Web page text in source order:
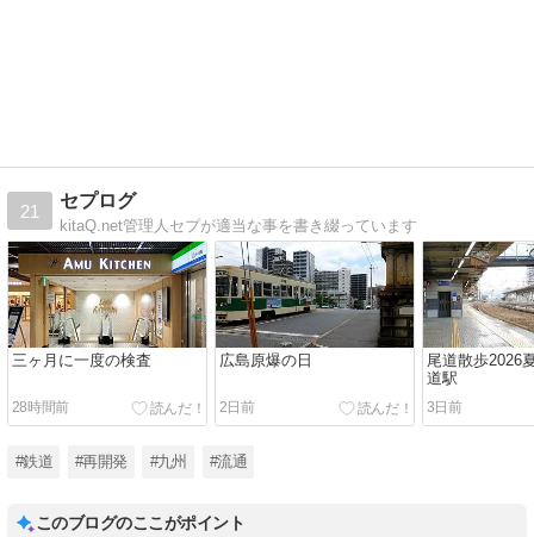
21
セプログ
kitaQ.net管理人セプが適当な事を書き綴っています
三ヶ月に一度の検査
28時間前
広島原爆の日
2日前
尾道散歩2026
道駅
3日前
#鉄道 #再開発 #九州 #流通
このブログのここがポイント